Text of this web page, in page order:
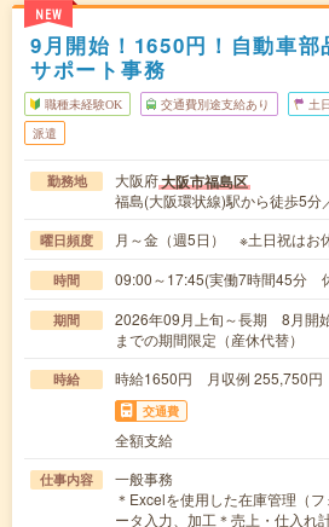
NEW
9月開始！1650円！自動車部
サポート事務
職種未経験OK 交通費別途支給あり 土
派遣
勤務地 大阪府大阪市福島区
福島(大阪環状線)駅から徒歩5分
曜日頻度 月～金（週5日） ※土日祝はお
時間 09:00～17:45(実働7時間45分
期間
2026年09月上旬～長期 8月開
までの期間限定（産休代替）
時給 時給1650円 月収例 255,750円
交通費
全額支給
仕事内容
一般事務
＊Excelを使用した在庫管理（
ータ入力、加工＊売上・仕入れ